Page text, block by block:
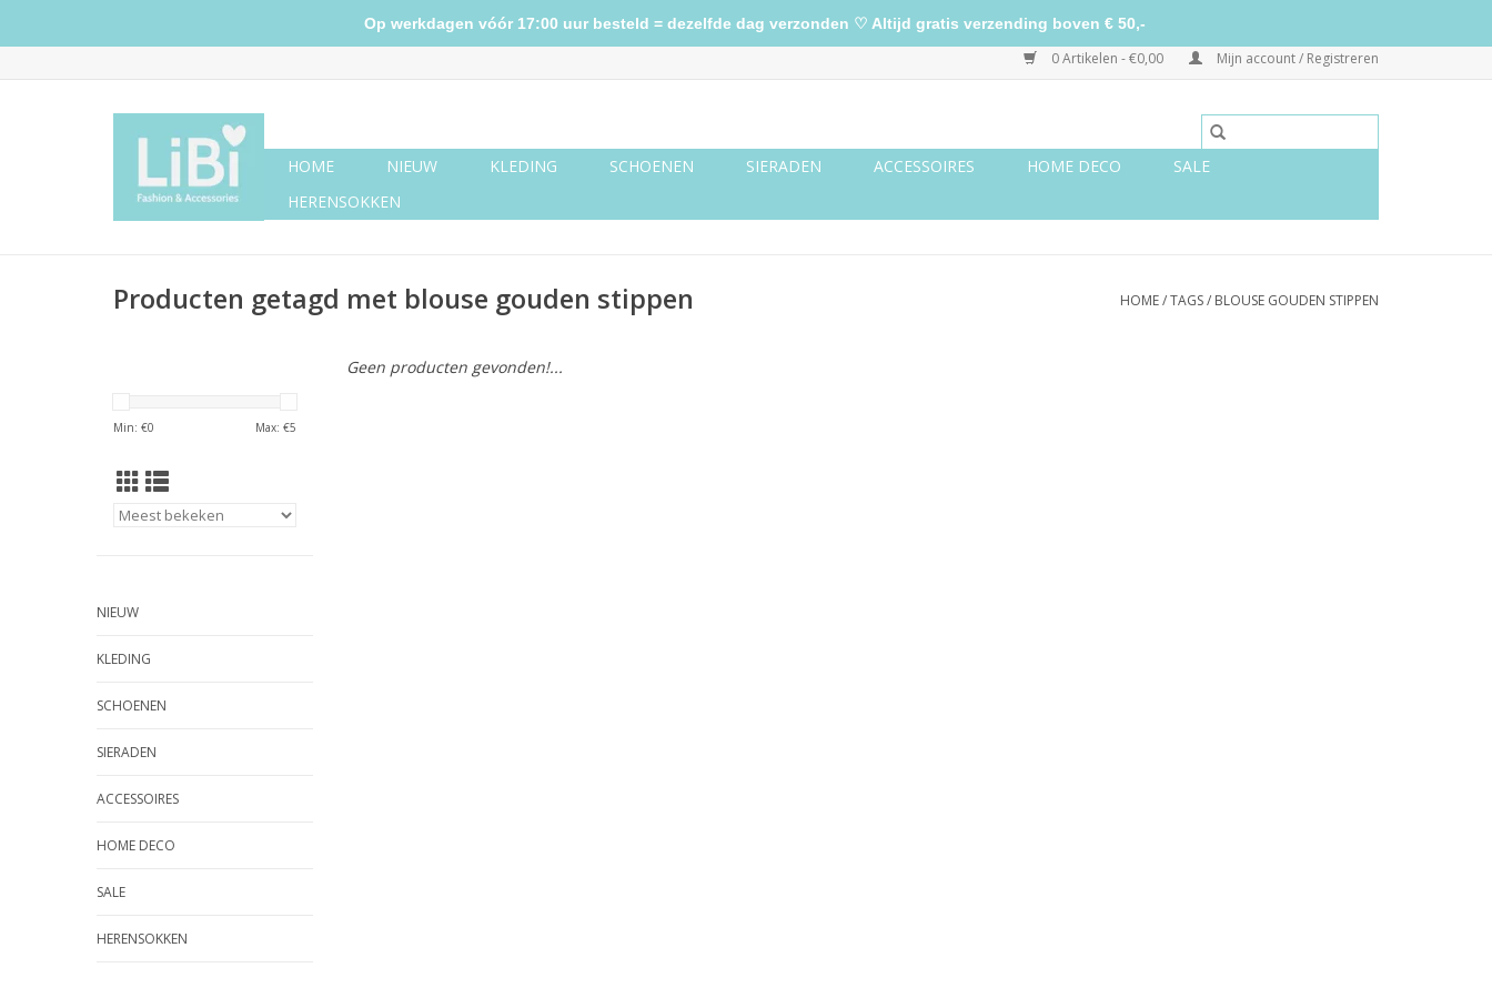
0 Artikelen - €0,00 Mijn account / Registreren
HOME NIEUW KLEDING SCHOENEN SIERADEN ACCESSOIRES HOME DECO
SALE
HERENSOKKEN
Producten getagd met blouse gouden stippen HOME/TAGS/ BLOUSE GOUDEN STIPPEN
Min: €0 Max: €5
NIEUW
KLEDING
SCHOENEN
SIERADEN
ACCESSOIRES
HOME DECO
SALE
HERENSOKKEN
Geen producten gevonden!...
Op werkdagen vóór 17:00 uur besteld = dezelfde dag verzonden ♡ Altijd gratis verzending boven € 50,-